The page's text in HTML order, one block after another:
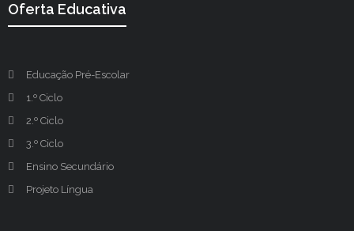
Oferta Educativa
Educação Pré-Escolar
1.º Ciclo
2.º Ciclo
3.º Ciclo
Ensino Secundário
Projeto Língua